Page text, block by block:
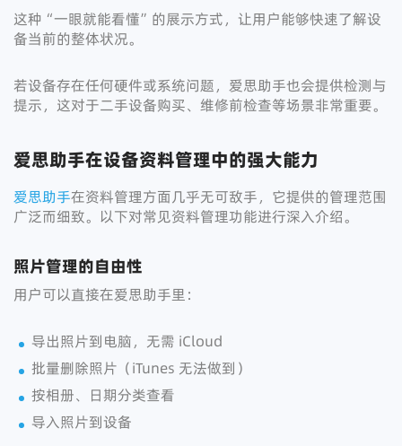
这种“一眼就能看懂”的展示方式，让用户能够快速了解设
备当前的整体状况。
若设备存在任何硬件或系统问题，爱思助手也会提供检测与
提示，这对于二手设备购买、维修前检查等场景非常重要。
爱思助手在设备资料管理中的强大能力
爱思助手在资料管理方面几乎无可敌手，它提供的管理范围
广泛而细致。以下对常见资料管理功能进行深入介绍。
照片管理的自由性
用户可以直接在爱思助手里：
导出照片到电脑，无需 iCloud
批量删除照片（iTunes 无法做到）
按相册、日期分类查看
导入照片到设备